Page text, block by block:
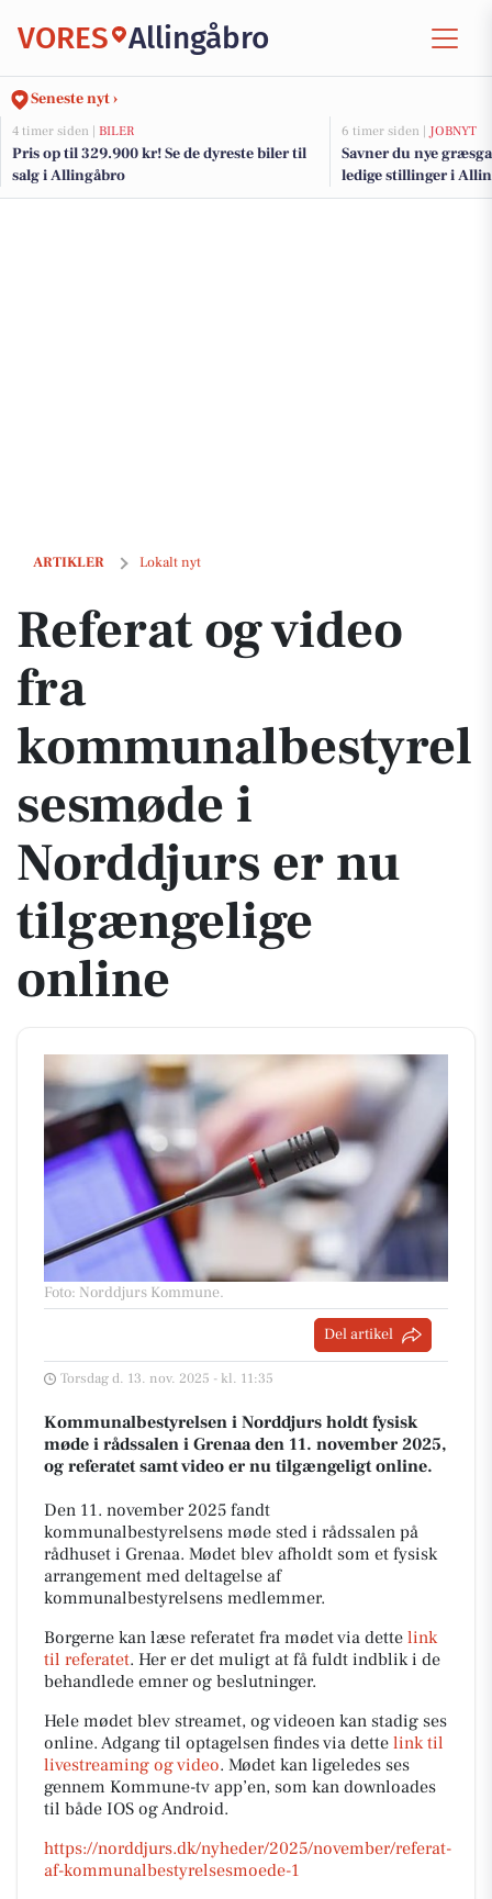
VORES Allingåbro
Seneste nyt ›
4 timer siden | BILER
Pris op til 329.900 kr! Se de dyreste biler til
salg i Allingåbro
6 timer siden | JOBNYT
Savner du nye
ledige stillinger i
ARTIKLER Lokalt nyt
Referat og video fra kommunalbestyrelsesmøde i Norddjurs er nu
Referat og video
fra
kommunalbestyrel
sesmøde i
Norddjurs er nu
tilgængelige
online
Foto: Norddjurs Kommune.
Del artikel
Torsdag d. 13. nov. 2025 - kl. 11:35
Kommunalbestyrelsen i Norddjurs holdt fysisk
møde i rådssalen i Grenaa den 11. november 2025,
og referatet samt video er nu tilgængeligt online.
Den 11. november 2025 fandt
kommunalbestyrelsens møde sted i rådssalen på
rådhuset i Grenaa. Mødet blev afholdt som et fysisk
arrangement med deltagelse af
kommunalbestyrelsens medlemmer.
Borgerne kan læse referatet fra mødet via dette link
til referatet. Her er det muligt at få fuldt indblik i de
behandlede emner og beslutninger.
Hele mødet blev streamet, og videoen kan stadig ses
online. Adgang til optagelsen findes via dette link til
livestreaming og video. Mødet kan ligeledes ses
gennem Kommune-tv app’en, som kan downloades
til både IOS og Android.
https://norddjurs.dk/nyheder/2025/november/referat-
af-kommunalbestyrelsesmoede-1